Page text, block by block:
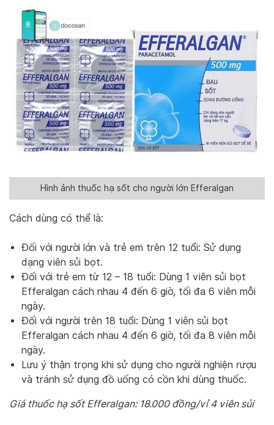
Hình ảnh thuốc hạ sốt cho người lớn Efferalgan
Cách dùng có thể là:
Đối với người lớn và trẻ em trên 12 tuổi: Sử dụng
dạng viên sủi bọt.
Đối với trẻ em từ 12 – 18 tuổi: Dùng 1 viên sủi bọt
Efferalgan cách nhau 4 đến 6 giờ, tối đa 6 viên mỗi
ngày.
Đối với người trên 18 tuổi: Dùng 1 viên sủi bọt
Efferalgan cách nhau 4 đến 6 giờ, tối đa 8 viên mỗi
ngày.
Lưu ý thận trọng khi sử dụng cho người nghiện rượu
và tránh sử dụng đồ uống có cồn khi dùng thuốc.
Giá thuốc hạ sốt Efferalgan: 18.000 đồng/vỉ 4 viên sủi